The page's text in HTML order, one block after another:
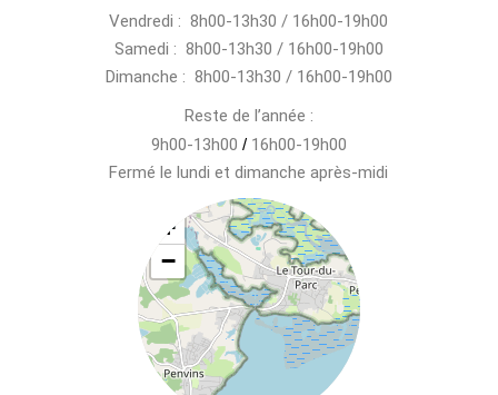
Vendredi : 8h00-13h30 / 16h00-19h00
Samedi : 8h00-13h30 / 16h00-19h00
Dimanche : 8h00-13h30 / 16h00-19h00
Reste de l’année :
9h00-13h00 / 16h00-19h00
Fermé le lundi et dimanche après-midi
+
−